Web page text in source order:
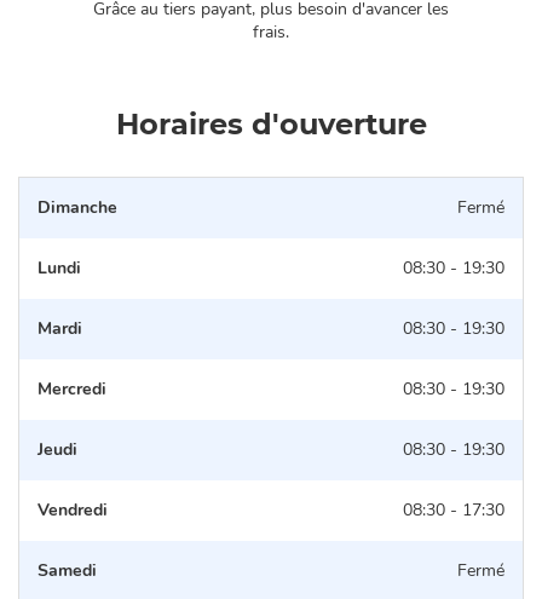
Grâce au tiers payant, plus besoin d'avancer les
frais.
Horaires d'ouverture
Dimanche Fermé
Lundi 08:30 - 19:30
Mardi 08:30 - 19:30
Mercredi 08:30 - 19:30
Jeudi 08:30 - 19:30
Vendredi 08:30 - 17:30
Samedi Fermé